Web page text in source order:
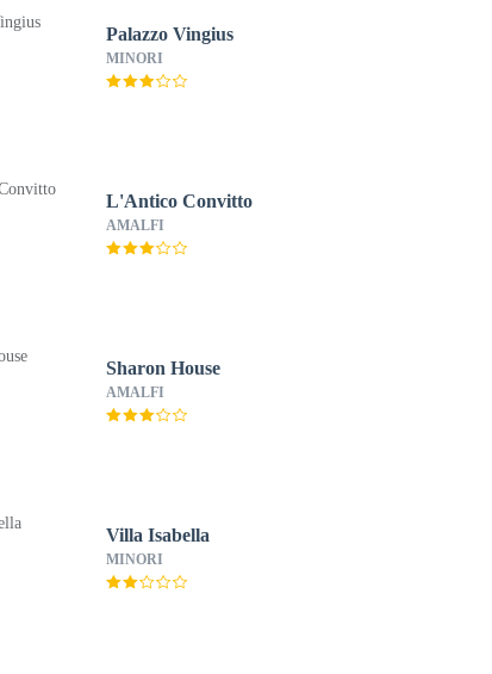
Palazzo Vingius
MINORI
L'Antico Convitto
AMALFI
Sharon House
AMALFI
Villa Isabella
MINORI